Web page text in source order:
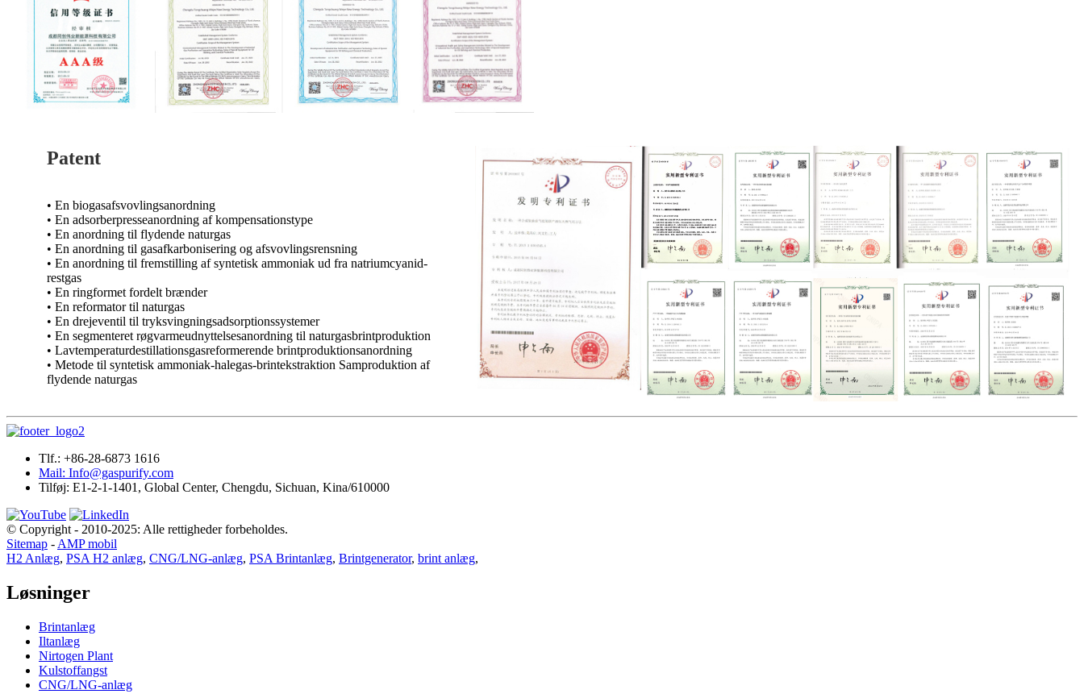
Patent
• En biogasafsvovlingsanordning
• En adsorberpresseanordning af kompensationstype
• En anordning til flydende naturgas
• En anordning til gasafkarbonisering og afsvovlingsrensning
• En anordning til fremstilling af syntetisk ammoniak ud fra natriumcyanid-
restgas
• En ringformet fordelt brænder
• En reformator til naturgas
• En drejeventil til tryksvingningsadsorptionssystemer
• En segmenteret røgvarmeudnyttelsesanordning til naturgasbrintproduktion
• Lavtemperaturdestillationsgasreformerende brintproduktionsanordning
• Metode til syntetisk ammoniak-halegas-brintekstraktion Samproduktion af
flydende naturgas
Tlf.: +86-28-6873 1616
Mail: Info@gaspurify.com
Tilføj: E1-2-1-1401, Global Center, Chengdu, Sichuan, Kina/610000
© Copyright - 2010-2025: Alle rettigheder forbeholdes.
Sitemap -AMP mobil
H2 Anlæg, PSA H2 anlæg, CNG/LNG-anlæg, PSA Brintanlæg, Brintgenerator, brint anlæg,
Løsninger
Brintanlæg
Iltanlæg
Nirtogen Plant
Kulstoffangst
CNG/LNG-anlæg